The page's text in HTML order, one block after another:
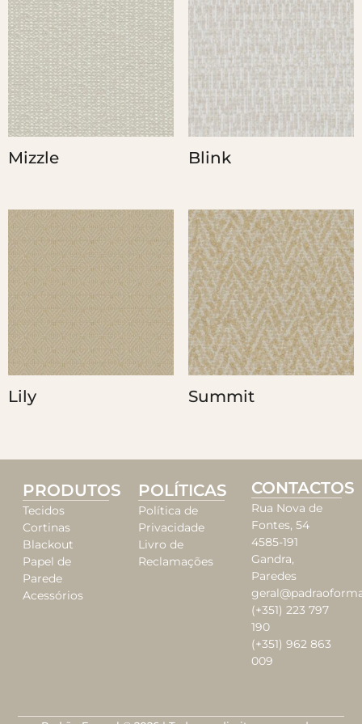
Mizzle Blink
Lily Summit
PRODUTOS
Tecidos
Cortinas
Blackout
Papel de
Parede
Acessórios
POLÍTICAS
Política de
Privacidade
Livro de
Reclamações
CONTACTOS
Rua Nova de
Fontes, 54
4585-191
Gandra,
Paredes
(+351) 223 797
190
(+351) 962 863
009